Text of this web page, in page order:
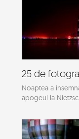
25 de
Noaptea a
apogeul la